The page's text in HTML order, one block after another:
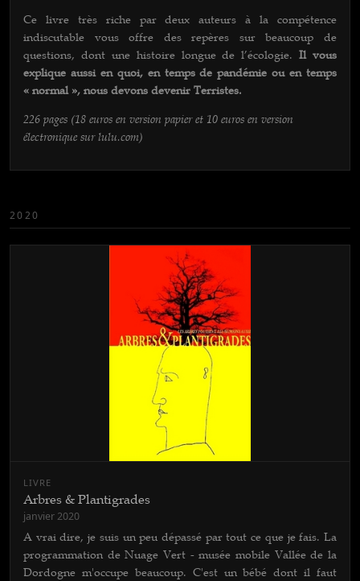
Ce livre très riche par deux auteurs à la compétence
indiscutable vous offre des repères sur beaucoup de
questions, dont une histoire longue de l’écologie.Il vous
explique aussi en quoi, en temps de pandémie ou en temps
« normal », nous devons devenir Terristes.
226 pages (18 euros en version papier et 10 euros en version
électronique sur lulu.com)
2020
LIVRE
Arbres & Plantigrades
janvier 2020
A vrai dire, je suis un peu dépassé par tout ce que je fais. La
programmation de Nuage Vert - musée mobile Vallée de la
Dordogne m'occupe beaucoup. C'est un bébé dont il faut